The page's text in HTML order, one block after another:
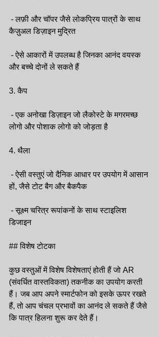
कैज़ुअल डिज़ाइन मुद्रित
और बच्चे दोनों ले सकते हैं
3. कैप
लोगो और पोशाक लोगो को जोड़ता है
4. थैला
हों, जैसे टोट बैग और बैकपैक
डिजाइन
## विशेष टोटका
कुछ वस्तुओं में विशेष विशेषताएं होती हैं जो AR
(संवर्धित वास्तविकता) तकनीक का उपयोग करती
हैं। जब आप अपने स्मार्टफोन को इसके ऊपर रखते
हैं, तो आप चंचल प्रभावों का आनंद ले सकते हैं जैसे
कि पात्र हिलना शुरू कर देते हैं।